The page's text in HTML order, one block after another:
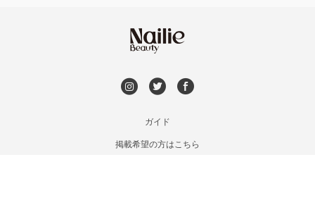
ガイド
掲載希望の方はこちら